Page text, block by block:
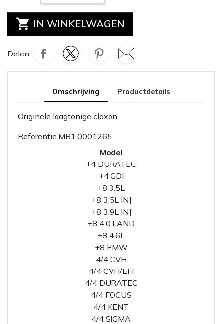
 IN WINKELWAGEN
Delen
Omschrijving Productdetails
Originele laagtonige claxon
Referentie MB1.0001265
Model
+4 DURATEC
+4 GDI
+8 3.5L
+8 3.5L INJ
+8 3.9L INJ
+8 4.0 LAND
+8 4.6L
+8 BMW
4/4 CVH
4/4 CVH/EFI
4/4 DURATEC
4/4 FOCUS
4/4 KENT
4/4 SIGMA